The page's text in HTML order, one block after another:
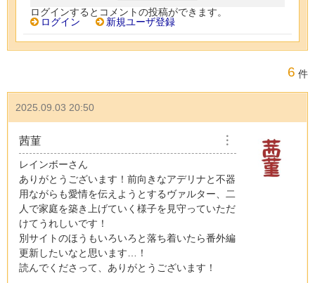
ログインするとコメントの投稿ができます。
ログイン
新規ユーザ登録
6 件
2025.09.03 20:50
茜菫 ︙
レインボーさん
ありがとうございます！前向きなアデリナと不器
用ながらも愛情を伝えようとするヴァルター、二
人で家庭を築き上げていく様子を見守っていただ
けてうれしいです！
別サイトのほうもいろいろと落ち着いたら番外編
更新したいなと思います…！
読んでくださって、ありがとうございます！